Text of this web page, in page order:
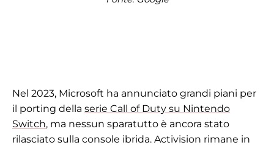
Nel 2023, Microsoft ha annunciato grandi piani per
il porting della serie Call of Duty su Nintendo
Switch, ma nessun sparatutto è ancora stato
rilasciato sulla console ibrida. Activision rimane in